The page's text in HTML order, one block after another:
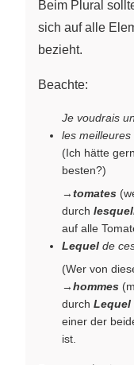
Beim Plural
sich auf alle
bezieht.
Beachte:
Je voudrais
les meilleures
(Ich hätte
besten?)
→tomates
durch
auf alle
Lequel de
(Wer von
→hommes
durch Lequel
einer der
ist.